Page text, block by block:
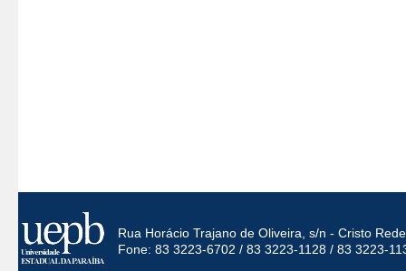
Rua Horácio Trajano de Oliveira, s/n - Cristo
Fone: 83 3223-6702 / 83 3223-1128 / 83 3223-